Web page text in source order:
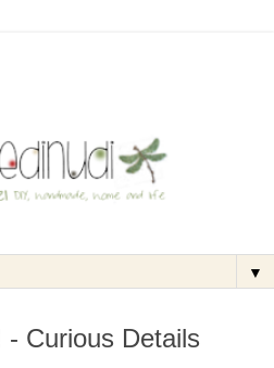
▼
Curious Details